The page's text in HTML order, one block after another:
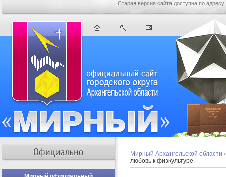
Старая версия сайта доступна по адресу
Мирный Архангельской области
любовь к физкультуре